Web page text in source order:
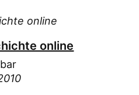
online
online